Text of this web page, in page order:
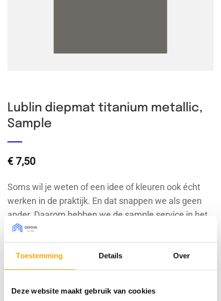
Toestemming Details Over
Deze website maakt gebruik van cookies
Lublin diepmat titanium metallic,
Sample
€ 7,50
Soms wil je weten of een idee of kleuren ook écht
werken in de praktijk. En dat snappen we als geen
ander. Daarom hebben we de sample service in het
leven geroepen: voor zowel IKEA-, doe-het-zelf
projecten als voor complete keukenrenovaties. Kies
één of meerdere samples uit en we sturen ze zo snel
mogelijk naar je op.
Onze samples zijn in een formaat van 34 x 23 cm. Je